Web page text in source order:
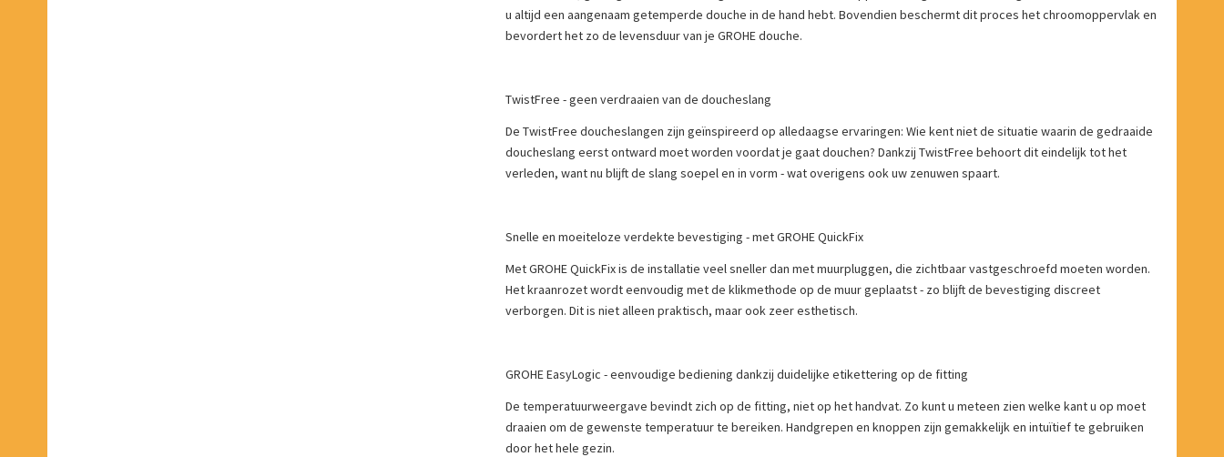
u altijd een aangenaam getemperde douche in de hand hebt. Bovendien beschermt dit proces het chroomoppervlak en
bevordert het zo de levensduur van je GROHE douche.
TwistFree - geen verdraaien van de doucheslang
De TwistFree doucheslangen zijn geïnspireerd op alledaagse ervaringen: Wie kent niet de situatie waarin de gedraaide
doucheslang eerst ontward moet worden voordat je gaat douchen? Dankzij TwistFree behoort dit eindelijk tot het
verleden, want nu blijft de slang soepel en in vorm - wat overigens ook uw zenuwen spaart.
Snelle en moeiteloze verdekte bevestiging - met GROHE QuickFix
Met GROHE QuickFix is de installatie veel sneller dan met muurpluggen, die zichtbaar vastgeschroefd moeten worden.
Het kraanrozet wordt eenvoudig met de klikmethode op de muur geplaatst - zo blijft de bevestiging discreet
verborgen. Dit is niet alleen praktisch, maar ook zeer esthetisch.
GROHE EasyLogic - eenvoudige bediening dankzij duidelijke etikettering op de fitting
De temperatuurweergave bevindt zich op de fitting, niet op het handvat. Zo kunt u meteen zien welke kant u op moet
draaien om de gewenste temperatuur te bereiken. Handgrepen en knoppen zijn gemakkelijk en intuïtief te gebruiken
door het hele gezin.